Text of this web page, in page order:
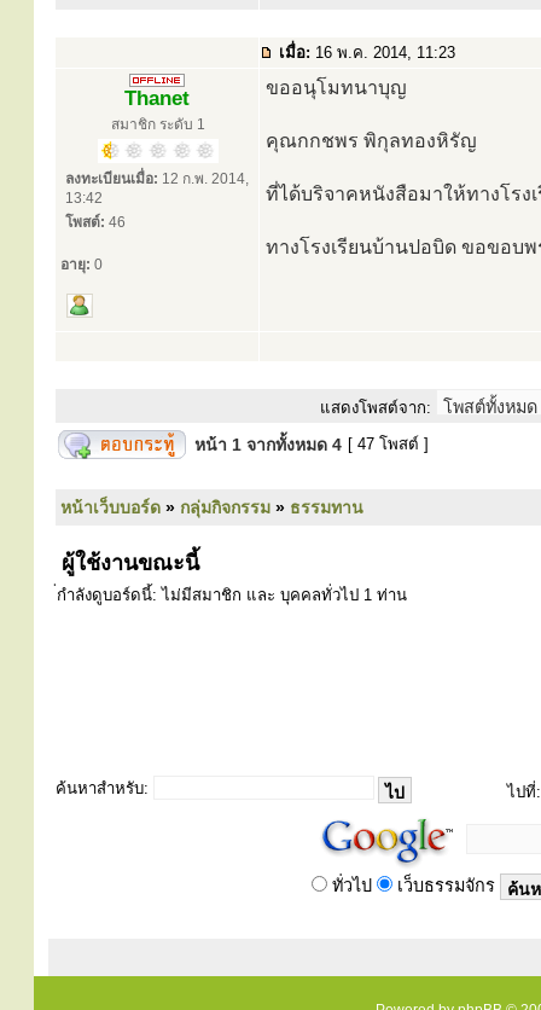
เมื่อ: 16 พ.ค. 2014, 11:23
Thanet
สมาชิก ระดับ 1
ลงทะเบียนเมื่อ: 12 ก.พ. 2014,
13:42
โพสต์: 46
อายุ: 0
ขออนุโมทนาบุญ
คุณกกชพร พิกุลทองหิรัญ
ที่ได้บริจาคหนังสือมาให้ทางโรง
ทางโรงเรียนบ้านปอบิด ขอขอ
แสดงโพสต์จาก:
หน้า 1 จากทั้งหมด 4 [ 47 โพสต์ ]
หน้าเว็บบอร์ด » กลุ่มกิจกรรม » ธรรมทาน
ผู้ใช้งานขณะนี้
่กำลังดูบอร์ดนี้: ไม่มีสมาชิก และ บุคคลทั่วไป 1 ท่าน
ค้นหาสำหรับ: ไปที่:
ทั่วไป เว็บธรรมจักร